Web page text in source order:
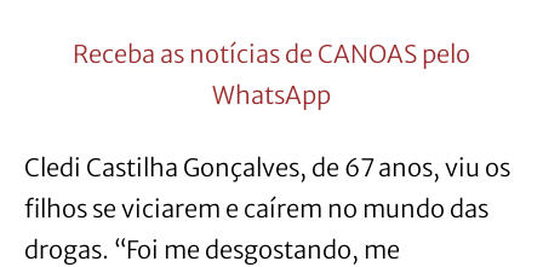
Receba as notícias de CANOAS pelo
WhatsApp
Cledi Castilha Gonçalves, de 67 anos, viu os
filhos se viciarem e caírem no mundo das
drogas. “Foi me desgostando, me